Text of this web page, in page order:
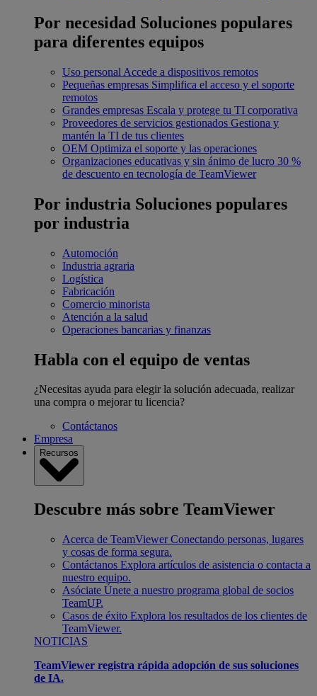
Por necesidad Soluciones populares
para diferentes equipos
Uso personal Accede a dispositivos remotos
Pequeñas empresas Simplifica el acceso y el soporte
remotos
Grandes empresas Escala y protege tu TI corporativa
Proveedores de servicios gestionados Gestiona y
mantén la TI de tus clientes
OEM Optimiza el soporte y las operaciones
Organizaciones educativas y sin ánimo de lucro 30 %
de descuento en tecnología de TeamViewer
Por industria Soluciones populares
por industria
Automoción
Industria agraria
Logística
Fabricación
Comercio minorista
Atención a la salud
Operaciones bancarias y finanzas
Habla con el equipo de ventas
¿Necesitas ayuda para elegir la solución adecuada, realizar
una compra o mejorar tu licencia?
Contáctanos
Empresa
Recursos
Descubre más sobre TeamViewer
Acerca de TeamViewer Conectando personas, lugares
y cosas de forma segura.
Contáctanos Explora artículos de asistencia o contacta a
nuestro equipo.
Asóciate Únete a nuestro programa global de socios
TeamUP.
Casos de éxito Explora los resultados de los clientes de
TeamViewer.
NOTICIAS
TeamViewer registra rápida adopción de sus soluciones
de IA.